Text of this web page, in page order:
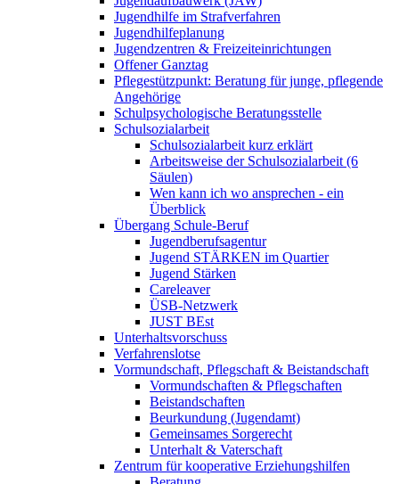
Jugendhilfe im Strafverfahren
Jugendhilfeplanung
Jugendzentren & Freizeiteinrichtungen
Offener Ganztag
Pflegestützpunkt: Beratung für junge, pflegende
Angehörige
Schulpsychologische Beratungsstelle
Schulsozialarbeit
Schulsozialarbeit kurz erklärt
Arbeitsweise der Schulsozialarbeit (6
Säulen)
Wen kann ich wo ansprechen - ein
Überblick
Übergang Schule-Beruf
Jugendberufsagentur
Jugend STÄRKEN im Quartier
Jugend Stärken
Careleaver
ÜSB-Netzwerk
JUST BEst
Unterhaltsvorschuss
Verfahrenslotse
Vormundschaft, Pflegschaft & Beistandschaft
Vormundschaften & Pflegschaften
Beistandschaften
Beurkundung (Jugendamt)
Gemeinsames Sorgerecht
Unterhalt & Vaterschaft
Zentrum für kooperative Erziehungshilfen